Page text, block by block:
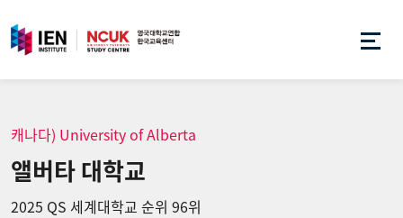
캐나다) University of Alberta
앨버타 대학교
2025 QS 세계대학교 순위 96위